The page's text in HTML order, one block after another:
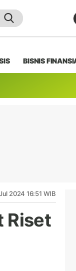
BISNIS
2024 16:51 WIB
Riset